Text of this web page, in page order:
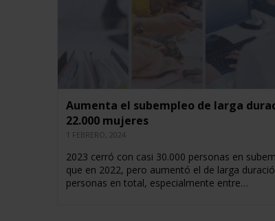
Aumenta el subempleo de larga
22.000 mujeres
1 FEBRERO, 2024
2023 cerró con casi 30.000 personas en
que en 2022, pero aumentó el de larga
personas en total, especialmente entre…